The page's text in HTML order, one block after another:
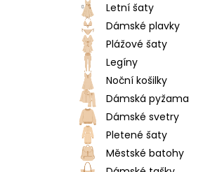
Letní šaty
Dámské plavky
Plážové šaty
Legíny
Noční košilky
Dámská pyžama
Dámské svetry
Pletené šaty
Městské batohy